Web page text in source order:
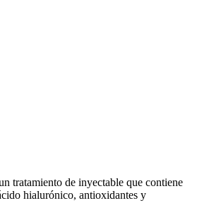
tratamiento de inyectable que contiene
hialurónico, antioxidantes y